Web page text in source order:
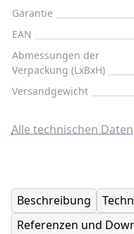
Garantie
EAN
Abmessungen der
Verpackung (LxBxH)
Versandgewicht
Alle technischen Daten
Beschreibung
Referenzen und